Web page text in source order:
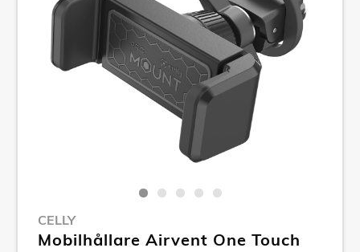
CELLY
Mobilhållare Airvent One Touch